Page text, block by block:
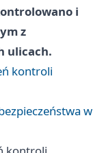
i
z
ulicach.
kontroli
w